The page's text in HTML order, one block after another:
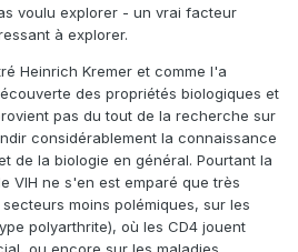
voulu explorer - un vrai facteur
à explorer.
Heinrich Kremer et comme l'a
des propriétés biologiques et
pas du tout de la recherche sur
considérablement la connaissance
de la biologie en général. Pourtant la
VIH ne s'en est emparé que très
moins polémiques, sur les
polyarthrite), où les CD4 jouent
ou encore sur les maladies